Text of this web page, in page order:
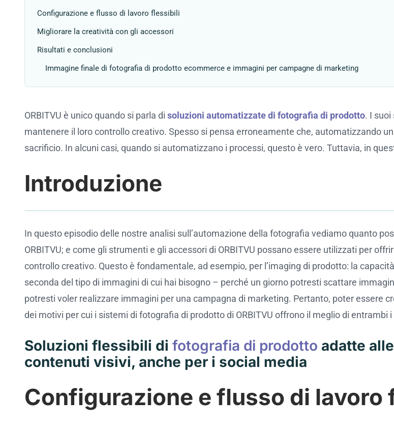
Configurazione e flusso di lavoro flessibili
Migliorare la creatività con gli accessori
Risultati e conclusioni
Immagine finale di fotografia di prodotto ecommerce e immagini per campagne di marketing
ORBITVU è unico quando si parla di soluzioni automatizzate di fotografia di prodotto. I
mantenere il loro controllo creativo. Spesso si pensa erroneamente che, automatizzando
sacrificio. In alcuni casi, quando si automatizzano i processi, questo è vero. Tuttavia, in
Introduzione
Cookie settings
In questo episodio delle nostre analisi sull’automazione della fotografia vediamo quanto
ORBITVU; e come gli strumenti e gli accessori di ORBITVU possano essere utilizzati per
controllo creativo. Questo è fondamentale, ad esempio, per l’imaging di prodotto: la
seconda del tipo di immagini di cui hai bisogno – perché un giorno potresti scattare
potresti voler realizzare immagini per una campagna di marketing. Pertanto, poter essere
dei motivi per cui i sistemi di fotografia di prodotto di ORBITVU offrono il meglio di entrambi i
Soluzioni flessibili di fotografia di prodotto adatte
contenuti visivi, anche per i social media
Configurazione e flusso di lavoro